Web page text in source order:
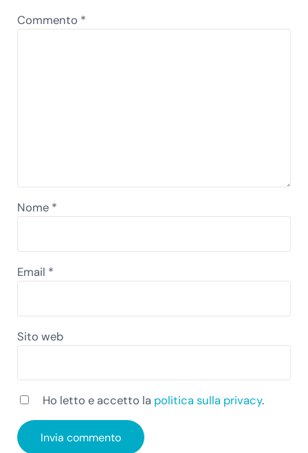
Commento *
Nome *
Email *
Sito web
Ho letto e accetto la politica sulla privacy.